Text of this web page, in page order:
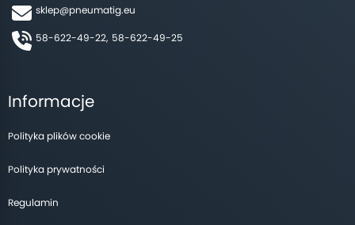
sklep@pneumatig.eu
58-622-49-22, 58-622-49-25
Informacje
Polityka plików cookie
Polityka prywatności
Regulamin